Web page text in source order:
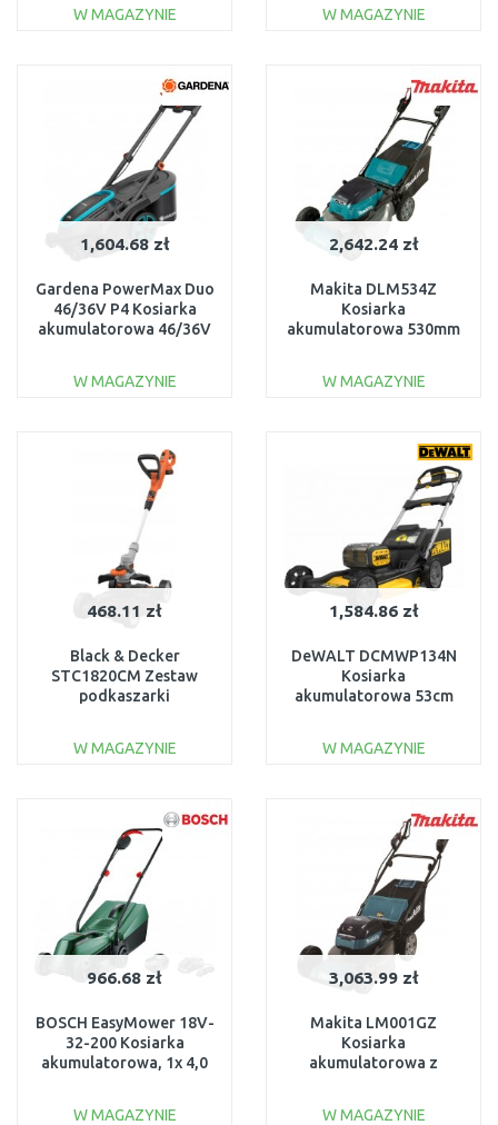
W MAGAZYNIE
Do porównania
W MAGAZYNIE
Do porównania
1,604.68 zł
Gardena PowerMax Duo
46/36V P4 Kosiarka
akumulatorowa 46/36V
W MAGAZYNIE
Do porównania
2,642.24 zł
Makita DLM534Z
Kosiarka
akumulatorowa 530mm
W MAGAZYNIE
Do porównania
468.11 zł
Black & Decker
STC1820CM Zestaw
podkaszarki
W MAGAZYNIE
Do porównania
1,584.86 zł
DeWALT DCMWP134N
Kosiarka
akumulatorowa 53cm
W MAGAZYNIE
Do porównania
966.68 zł
BOSCH EasyMower 18V-
32-200 Kosiarka
akumulatorowa, 1x 4,0
W MAGAZYNIE
3,063.99 zł
Makita LM001GZ
Kosiarka
akumulatorowa z
W MAGAZYNIE